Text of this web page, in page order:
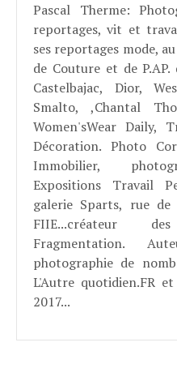
Pascal Therme:
reportages, vit et
ses reportages mode,
de Couture et de
Castelbajac, Dior,
Smalto, ,Chantal
Women'sWear Daily,
Décoration. Photo
Immobilier,
Expositions Travail
galerie Sparts, rue
FIIE...créateur
Fragmentation.
photographie de
L'Autre quotidien.FR
2017...